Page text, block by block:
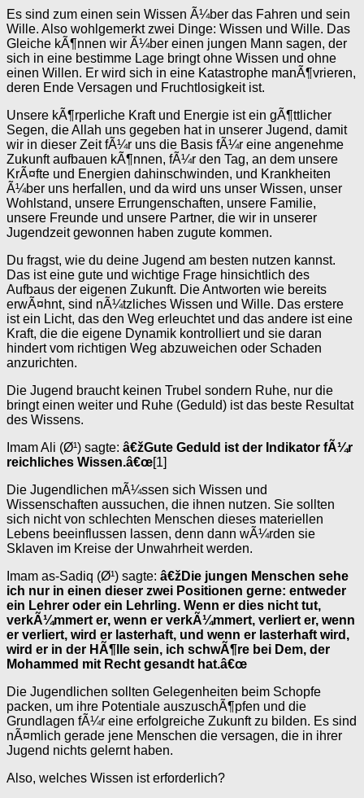
Es sind zum einen sein Wissen Ã¼ber das Fahren und sein
Wille. Also wohlgemerkt zwei Dinge: Wissen und Wille. Das
Gleiche kÃ¶nnen wir Ã¼ber einen jungen Mann sagen, der
sich in eine bestimme Lage bringt ohne Wissen und ohne
einen Willen. Er wird sich in eine Katastrophe manÃ¶vrieren,
deren Ende Versagen und Fruchtlosigkeit ist.
Unsere kÃ¶rperliche Kraft und Energie ist ein gÃ¶ttlicher
Segen, die Allah uns gegeben hat in unserer Jugend, damit
wir in dieser Zeit fÃ¼r uns die Basis fÃ¼r eine angenehme
Zukunft aufbauen kÃ¶nnen, fÃ¼r den Tag, an dem unsere
KrÃ¤fte und Energien dahinschwinden, und Krankheiten
Ã¼ber uns herfallen, und da wird uns unser Wissen, unser
Wohlstand, unsere Errungenschaften, unsere Familie,
unsere Freunde und unsere Partner, die wir in unserer
Jugendzeit gewonnen haben zugute kommen.
Du fragst, wie du deine Jugend am besten nutzen kannst.
Das ist eine gute und wichtige Frage hinsichtlich des
Aufbaus der eigenen Zukunft. Die Antworten wie bereits
erwÃ¤hnt, sind nÃ¼tzliches Wissen und Wille. Das erstere
ist ein Licht, das den Weg erleuchtet und das andere ist eine
Kraft, die die eigene Dynamik kontrolliert und sie daran
hindert vom richtigen Weg abzuweichen oder Schaden
anzurichten.
Die Jugend braucht keinen Trubel sondern Ruhe, nur die
bringt einen weiter und Ruhe (Geduld) ist das beste Resultat
des Wissens.
Imam Ali (Ø¹) sagte: â€žGute Geduld ist der Indikator fÃ¼r
reichliches Wissen.â€œ[1]
Die Jugendlichen mÃ¼ssen sich Wissen und
Wissenschaften aussuchen, die ihnen nutzen. Sie sollten
sich nicht von schlechten Menschen dieses materiellen
Lebens beeinflussen lassen, denn dann wÃ¼rden sie
Sklaven im Kreise der Unwahrheit werden.
Imam as-Sadiq (Ø¹) sagte: â€žDie jungen Menschen sehe
ich nur in einen dieser zwei Positionen gerne: entweder
ein Lehrer oder ein Lehrling. Wenn er dies nicht tut,
verkÃ¼mmert er, wenn er verkÃ¼mmert, verliert er, wenn
er verliert, wird er lasterhaft, und wenn er lasterhaft wird,
wird er in der HÃ¶lle sein, ich schwÃ¶re bei Dem, der
Mohammed mit Recht gesandt hat.â€œ
Die Jugendlichen sollten Gelegenheiten beim Schopfe
packen, um ihre Potentiale auszuschÃ¶pfen und die
Grundlagen fÃ¼r eine erfolgreiche Zukunft zu bilden. Es sind
nÃ¤mlich gerade jene Menschen die versagen, die in ihrer
Jugend nichts gelernt haben.
Also, welches Wissen ist erforderlich?